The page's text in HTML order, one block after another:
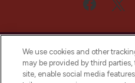
We use cookies and other
may be provided by third
site, enable social media